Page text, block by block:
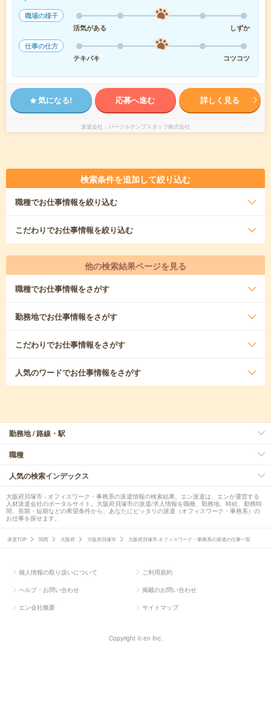
職場の様子
活気がある
しずか
仕事の仕方
テキパキ
コツコツ
気になる! 応募へ進む 詳しく見る
派遣会社 パーソルテンプスタッフ株式会社
検索条件を追加して絞り込む
職種でお仕事情報を絞り込む
こだわりでお仕事情報を絞り込む
他の検索結果ページを見る
職種でお仕事情報をさがす
勤務地でお仕事情報をさがす
こだわりでお仕事情報をさがす
人気のワードでお仕事情報をさがす
勤務地 / 路線・駅
職種
人気の検索インデックス
大阪府貝塚市 - オフィスワーク・事務系の派遣情報の検索結果。エン派遣は、エンが運営する
人材派遣会社のポータルサイト。大阪府貝塚市の派遣/求人情報を職種、勤務地、時給、勤務時
間、長期・短期などの希望条件から、あなたにピッタリの派遣（オフィスワーク・事務系）の
お仕事を探せます。
派遣TOP 関西 大阪府 大阪府貝塚市 大阪府貝塚市 オフィスワーク・事務系の派遣の仕事一覧
個人情報の取り扱いについて ご利用規約
ヘルプ・お問い合わせ 掲載のお問い合わせ
エン会社概要 サイトマップ
Copyright © en Inc.